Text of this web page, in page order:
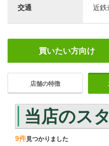
交通 近
買いたい方向け
店舗の特徴
当店のス
9件見つかりました